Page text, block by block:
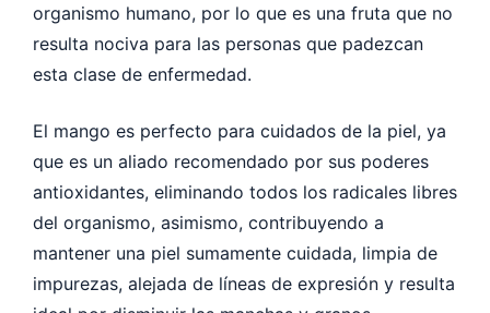
organismo humano, por lo que es una fruta que no
resulta nociva para las personas que padezcan
esta clase de enfermedad.
El mango es perfecto para cuidados de la piel, ya
que es un aliado recomendado por sus poderes
antioxidantes, eliminando todos los radicales libres
del organismo, asimismo, contribuyendo a
mantener una piel sumamente cuidada, limpia de
impurezas, alejada de líneas de expresión y resulta